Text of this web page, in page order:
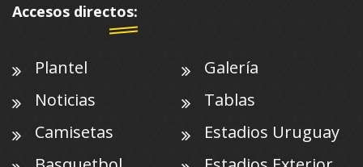
Accesos directos:
Plantel
Galería
Noticias
Tablas
Camisetas
Estadios Uruguay